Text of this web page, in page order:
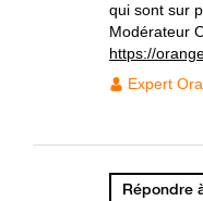
qui sont sur
Modérateur
https://
Expert
Répondre